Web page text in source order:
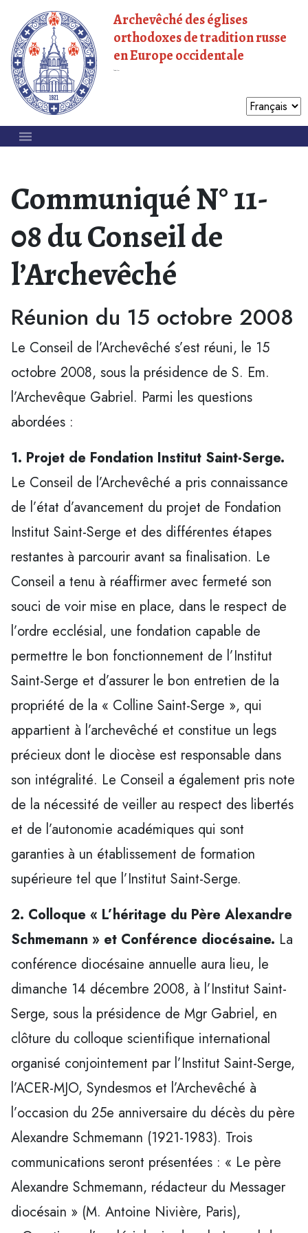
Archevêché des églises
orthodoxes de tradition russe
en Europe occidentale
Communiqué N° 11-
08 du Conseil de
l’Archevêché
Réunion du 15 octobre 2008
Le Conseil de l’Archevêché s’est réuni, le 15
octobre 2008, sous la présidence de S. Em.
l’Archevêque Gabriel. Parmi les questions
abordées :
1. Projet de Fondation Institut Saint-Serge.
Le Conseil de l’Archevêché a pris connaissance
de l’état d’avancement du projet de Fondation
Institut Saint-Serge et des différentes étapes
restantes à parcourir avant sa finalisation. Le
Conseil a tenu à réaffirmer avec fermeté son
souci de voir mise en place, dans le respect de
l’ordre ecclésial, une fondation capable de
permettre le bon fonctionnement de l’Institut
Saint-Serge et d’assurer le bon entretien de la
propriété de la « Colline Saint-Serge », qui
appartient à l’archevêché et constitue un legs
précieux dont le diocèse est responsable dans
son intégralité. Le Conseil a également pris note
de la nécessité de veiller au respect des libertés
et de l’autonomie académiques qui sont
garanties à un établissement de formation
supérieure tel que l’Institut Saint-Serge.
2. Colloque « L’héritage du Père Alexandre
Schmemann » et Conférence diocésaine. La
conférence diocésaine annuelle aura lieu, le
dimanche 14 décembre 2008, à l’Institut Saint-
Serge, sous la présidence de Mgr Gabriel, en
clôture du colloque scientifique international
organisé conjointement par l’Institut Saint-Serge,
l’ACER-MJO, Syndesmos et l’Archevêché à
l’occasion du 25e anniversaire du décès du père
Alexandre Schmemann (1921-1983). Trois
communications seront présentées : « Le père
Alexandre Schmemann, rédacteur du Messager
diocésain » (M. Antoine Nivière, Paris),